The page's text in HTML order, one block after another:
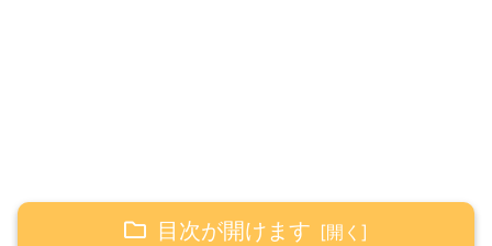
目次が開けます